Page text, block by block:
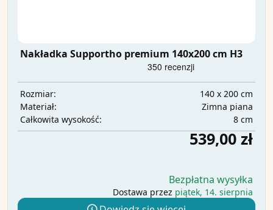
Nakładka Supportho premium 140x200 cm H3
Rozmiar:
140 x 200 cm
Materiał:
Zimna piana
Całkowita wysokość:
8 cm
539,00 zł
Bezpłatna wysyłka
Dostawa przez piątek, 14. sierpnia